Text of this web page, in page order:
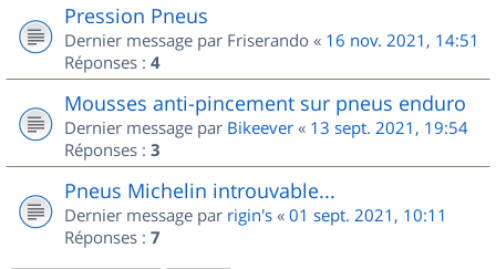
Pression Pneus
Dernier message par Friserando « 16 nov. 2021, 14:51
Réponses : 4
Mousses anti-pincement sur pneus enduro
Dernier message par Bikeever « 13 sept. 2021, 19:54
Réponses : 3
Pneus Michelin introuvable...
Dernier message par rigin's « 01 sept. 2021, 10:11
Réponses : 7